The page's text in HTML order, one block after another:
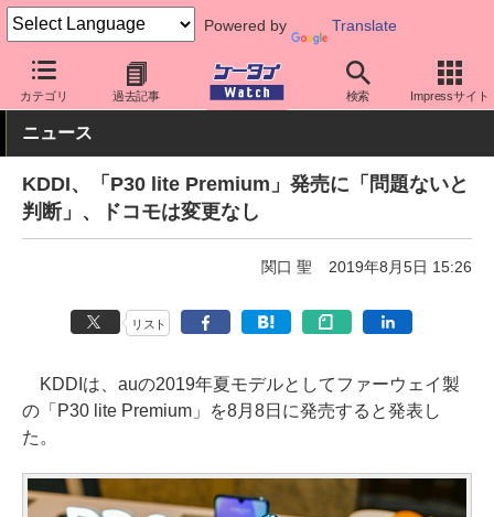
Powered by Translate
カテゴリ 過去記事 検索 Impressサイト
ケータイ Watch OS Android ファーウェイ
ニュース
KDDI、「P30 lite Premium」発売に「問題ないと
判断」、ドコモは変更なし
関口 聖 2019年8月5日 15:26
リスト
KDDIは、auの2019年夏モデルとしてファーウェイ製
の「P30 lite Premium」を8月8日に発売すると発表し
た。